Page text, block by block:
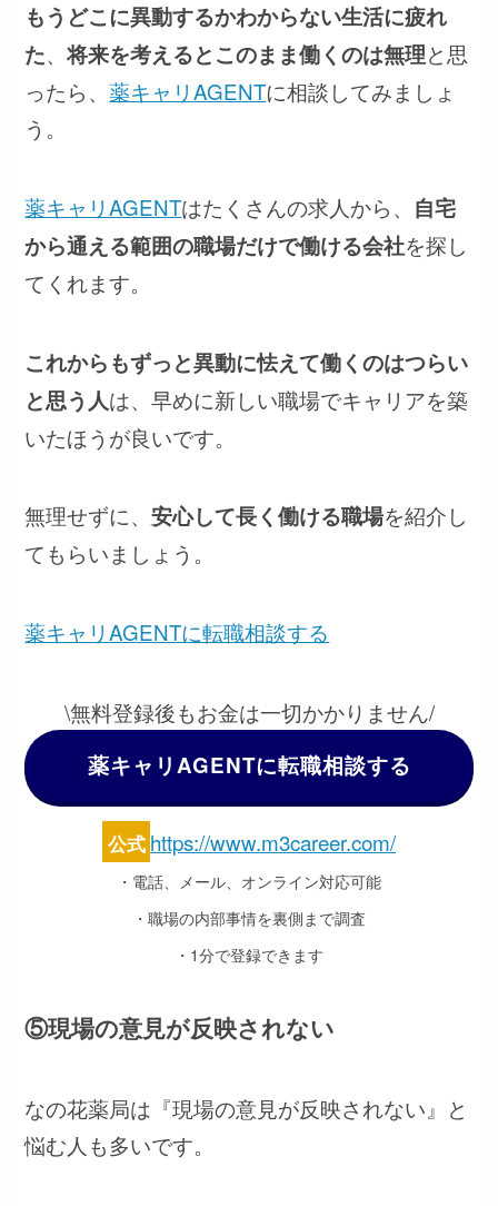
もうどこに異動するかわからない生活に疲れ
た、将来を考えるとこのまま働くのは無理と思
ったら、薬キャリAGENTに相談してみましょ
う。
薬キャリAGENTはたくさんの求人から、 自宅
から通える範囲の職場だけで働ける会社を探し
てくれます。
これからもずっと異動に怯えて働くのはつらい
と思う人は、早めに新しい職場でキャリアを築
いたほうが良いです。
無理せずに、安心して長く働ける職場を紹介し
てもらいましょう。
薬キャリAGENTに転職相談する
\無料登録後もお金は一切かかりません/
薬キャリAGENTに転職相談する
公式 https://www.m3career.com/
・電話、メール、オンライン対応可能
・職場の内部事情を裏側まで調査
・1分で登録できます
⑤現場の意見が反映されない
なの花薬局は『現場の意見が反映されない』と
悩む人も多いです。